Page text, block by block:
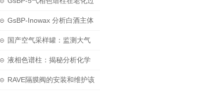
程中需要注意哪些细节呢？
GsBP-Inowax 分析白酒主体
香源物质
国产空气采样罐：监测大气
质量的重要工具
液相色谱柱：揭秘分析化学
中的“神奇工具”
RAVE隔膜阀的安装和维护该